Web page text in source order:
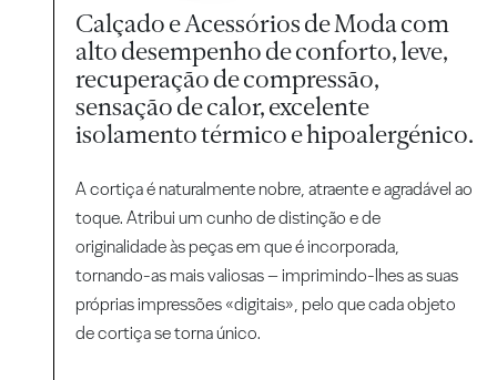
Calçado e Acessórios de Moda com
alto desempenho de conforto, leve,
recuperação de compressão,
sensação de calor, excelente
isolamento térmico e hipoalergénico.
A cortiça é naturalmente nobre, atraente e agradável ao
toque. Atribui um cunho de distinção e de
originalidade às peças em que é incorporada,
tornando-as mais valiosas – imprimindo-lhes as suas
próprias impressões «digitais», pelo que cada objeto
de cortiça se torna único.